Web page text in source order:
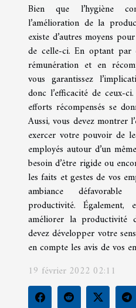
Bien que l’hygiène
l’amélioration de la
existe d’autres moyens
de celle-ci. En optant par
rémunération et en
vous garantissez
donc l’efficacité de ceux-
efforts récompensés se
Aussi, vous devez montrer
exercer votre pouvoir de
employés autour d’un
besoin d’être rigide ou
les faits et gestes de vos
ambiance
productivité.
améliorer la productivité
devez développer votre
en compte les avis de vos
19 février 2022 02:11